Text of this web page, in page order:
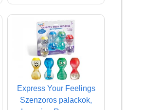
Express Your Feelings
Szenzoros palackok,
Spiegelburg játékok
Strandjátékok
Szerelés, barkácsolás, kerti
kalandozás
Szerepjáték
(baba,autó,konyha,épület,..)